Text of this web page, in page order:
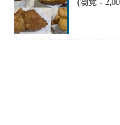
(瀏覽：